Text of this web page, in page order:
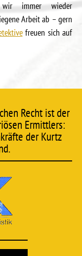
immer wieder
Arbeit ab – gern
freuen sich auf
Recht ist der
Ermittlers:
der Kurtz